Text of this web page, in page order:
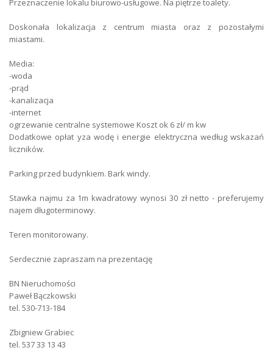
Forma własności własność
Wysokość
Łącze internetowe
Parking miejsce postojowe
Liczba miejsc parkingowych
Woda
Gaz jest
Liczba wejść
Dostępny od
Przeznaczenie lokalu biurowo-usługowe. Na piętrze toalety.
Doskonała lokalizacja z centrum miasta oraz z pozostałymi
miastami.
Media:
-woda
-prąd
-kanalizacja
-internet
ogrzewanie centralne systemowe Koszt ok 6 zł/ m kw
Dodatkowe opłat yza wodę i energie elektryczna według wskazań
liczników.
Parking przed budynkiem. Bark windy.
Stawka najmu za 1m kwadratowy wynosi 30 zł netto - preferujemy
najem długoterminowy.
Teren monitorowany.
Serdecznie zapraszam na prezentację
BN Nieruchomości
Paweł Bączkowski
tel. 530-713-184
Zbigniew Grabiec
tel. 537 33 13 43